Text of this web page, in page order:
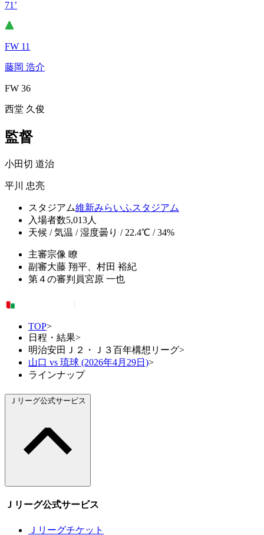
71’
FW 11
藤岡 浩介
FW 36
西堂 久俊
監督
小田切 道治
平川 忠亮
スタジアム維新みらいふスタジアム
入場者数5,013人
天候 / 気温 / 湿度曇り / 22.4℃ / 34%
主審宗像 瞭
副審大藤 翔平、村田 裕紀
第４の審判員宮原 一也
TOP>
日程・結果>
明治安田Ｊ２・Ｊ３百年構想リーグ>
山口 vs 琉球 (2026年4月29日)>
ラインナップ
Ｊリーグ公式サービス
Ｊリーグ公式サービス
Ｊリーグチケット